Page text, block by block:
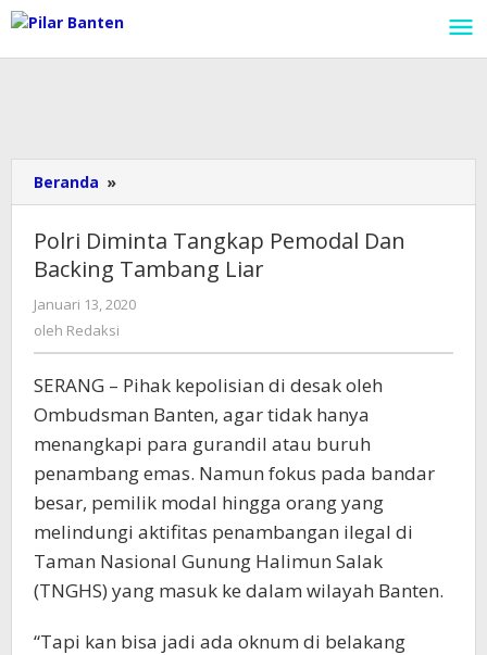
Lewati
ke
konten
Beranda »
Diminta
Pemodal
Dan
Backing
Polri Diminta Tangkap Pemodal Dan
Backing Tambang Liar
Januari 13, 2020
oleh Redaksi
SERANG – Pihak kepolisian di desak oleh
Ombudsman Banten, agar tidak hanya
menangkapi para gurandil atau buruh
penambang emas. Namun fokus pada bandar
besar, pemilik modal hingga orang yang
melindungi aktifitas penambangan ilegal di
Taman Nasional Gunung Halimun Salak
(TNGHS) yang masuk ke dalam wilayah Banten.
“Tapi kan bisa jadi ada oknum di belakang